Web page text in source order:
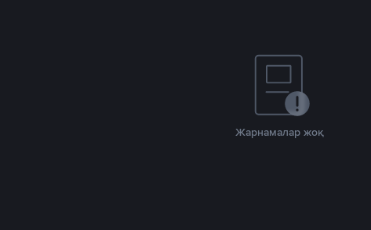
Жарнамалар жоқ